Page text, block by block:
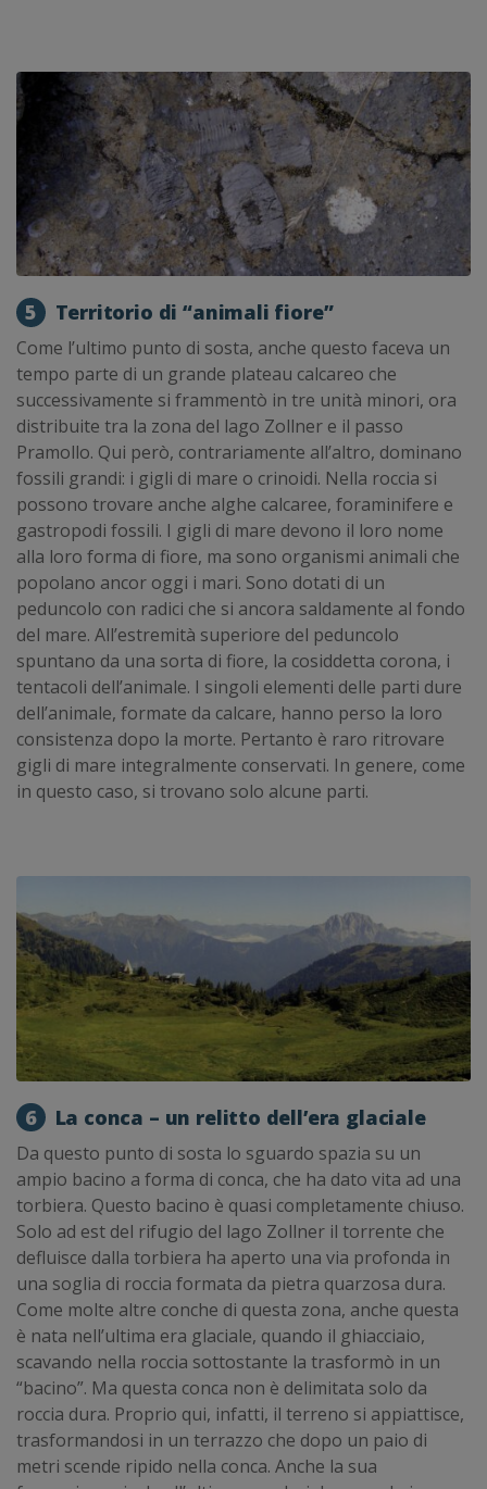
5 Territorio di “animali fiore”
Come l’ultimo punto di sosta, anche questo faceva un
tempo parte di un grande plateau calcareo che
successivamente si frammentò in tre unità minori, ora
distribuite tra la zona del lago Zollner e il passo
Pramollo. Qui però, contrariamente all’altro, dominano
fossili grandi: i gigli di mare o crinoidi. Nella roccia si
possono trovare anche alghe calcaree, foraminifere e
gastropodi fossili. I gigli di mare devono il loro nome
alla loro forma di fiore, ma sono organismi animali che
popolano ancor oggi i mari. Sono dotati di un
peduncolo con radici che si ancora saldamente al fondo
del mare. All’estremità superiore del peduncolo
spuntano da una sorta di fiore, la cosiddetta corona, i
tentacoli dell’animale. I singoli elementi delle parti dure
dell’animale, formate da calcare, hanno perso la loro
consistenza dopo la morte. Pertanto è raro ritrovare
gigli di mare integralmente conservati. In genere, come
in questo caso, si trovano solo alcune parti.
6 La conca – un relitto dell’era glaciale
Da questo punto di sosta lo sguardo spazia su un
ampio bacino a forma di conca, che ha dato vita ad una
torbiera. Questo bacino è quasi completamente chiuso.
Solo ad est del rifugio del lago Zollner il torrente che
defluisce dalla torbiera ha aperto una via profonda in
una soglia di roccia formata da pietra quarzosa dura.
Come molte altre conche di questa zona, anche questa
è nata nell’ultima era glaciale, quando il ghiacciaio,
scavando nella roccia sottostante la trasformò in un
“bacino”. Ma questa conca non è delimitata solo da
roccia dura. Proprio qui, infatti, il terreno si appiattisce,
trasformandosi in un terrazzo che dopo un paio di
metri scende ripido nella conca. Anche la sua